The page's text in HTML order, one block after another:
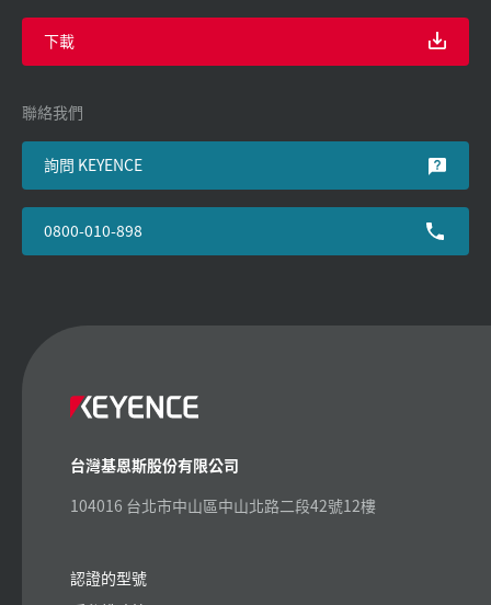
下載
聯絡我們
詢問 KEYENCE
0800-010-898
台灣基恩斯股份有限公司
104016 台北市中山區中山北路二段42號12樓
認證的型號